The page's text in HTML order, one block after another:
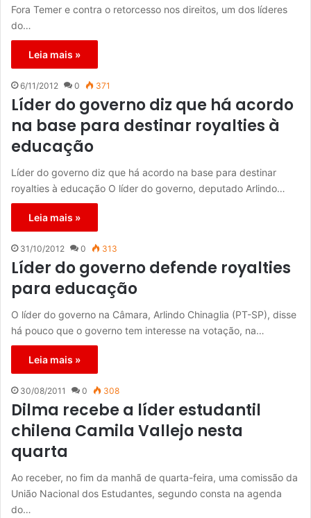
Fora Temer e contra o retorcesso nos direitos, um dos líderes
do…
Leia mais »
6/11/2012 0 371
Líder do governo diz que há acordo
na base para destinar royalties à
educação
Líder do governo diz que há acordo na base para destinar
royalties à educação O líder do governo, deputado Arlindo…
Leia mais »
31/10/2012 0 313
Líder do governo defende royalties
para educação
O líder do governo na Câmara, Arlindo Chinaglia (PT-SP), disse
há pouco que o governo tem interesse na votação, na…
Leia mais »
30/08/2011 0 308
Dilma recebe a líder estudantil
chilena Camila Vallejo nesta
quarta
Ao receber, no fim da manhã de quarta-feira, uma comissão da
União Nacional dos Estudantes, segundo consta na agenda
do…